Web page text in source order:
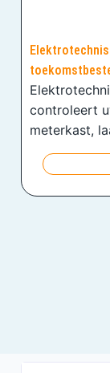
controleert
meterkast,